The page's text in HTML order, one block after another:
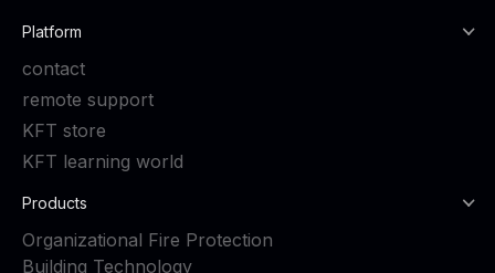
Platform
contact
remote support
KFT store
KFT learning world
Products
Organizational Fire Protection
Building Technology